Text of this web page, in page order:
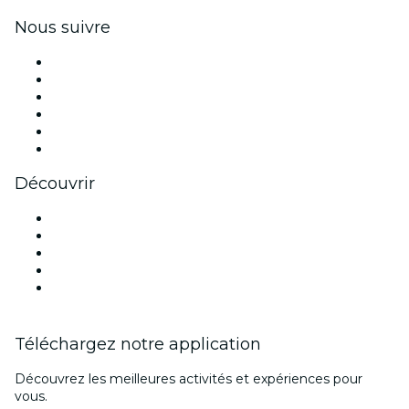
Nous suivre
Découvrir
Téléchargez notre application
Découvrez les meilleures activités et expériences pour
vous.